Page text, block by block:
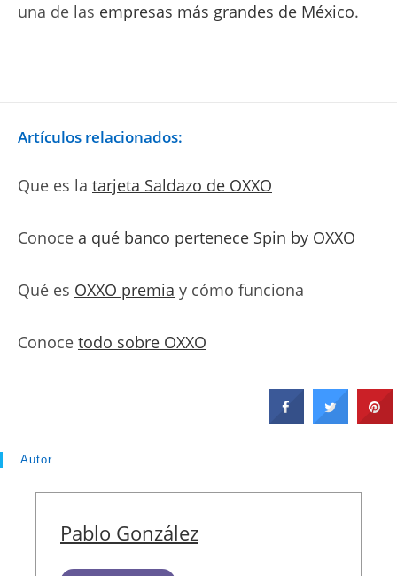
una de las empresas más grandes de México.
Artículos relacionados:
Que es la tarjeta Saldazo de OXXO
Conoce a qué banco pertenece Spin by OXXO
Qué es OXXO premia y cómo funciona
Conoce todo sobre OXXO
Autor
Pablo González